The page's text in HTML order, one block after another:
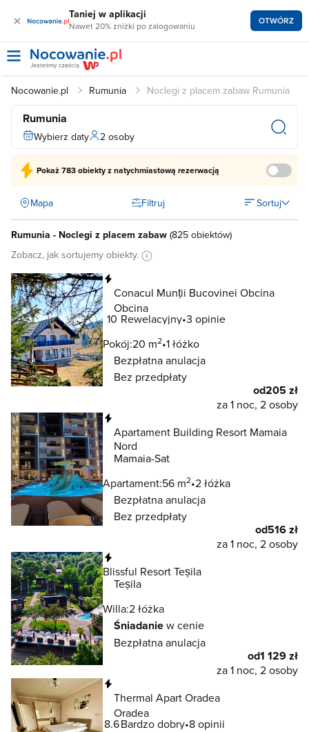
× Taniej w aplikacji
Nawet 20% zniżki po zalogowaniu OTWÓRZ
Nocowanie.pl Rumunia Noclegi z placem zabaw Rumunia
Rumunia
Wybierz daty 2 osoby
Pokaż783 obiektyz natychmiastową rezerwacją
Mapa Filtruj Sortuj
Rumunia - Noclegi z placem zabaw (825 obiektów)
Zobacz, jak sortujemy obiekty.
Conacul Munții Bucovinei Obcina
Obcina
10 Rewelacyjny 3 opinie
Pokój:20 m2 1 łóżko
Bezpłatna anulacja
Bez przedpłaty
od205 zł
za 1 noc, 2 osoby
Apartament Building Resort Mamaia
Nord
Mamaia-Sat
Apartament:56 m2 2 łóżka
Bezpłatna anulacja
Bez przedpłaty
od516 zł
za 1 noc, 2 osoby
Blissful Resort Teșila
Teșila
Willa:2 łóżka
Śniadaniew cenie
Bezpłatna anulacja
od1 129 zł
za 1 noc, 2 osoby
Thermal Apart Oradea
Oradea
8.6Bardzo dobry 8 opinii